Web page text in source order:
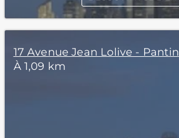
17 Avenue Jean Lolive - Pantin
À 1,09 km